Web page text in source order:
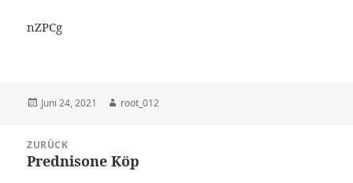
nZPCg
Veröffentlicht
Juni 24, 2021 Autor
root_012
ZURÜCK
Vorheriger
Prednisone Köp